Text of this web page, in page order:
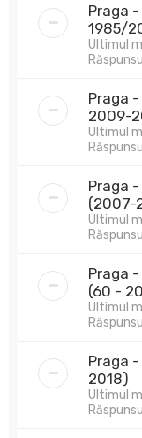
Praga
1985/
Ultimul
Praga -
2009-
Ultimul
Praga
(2007-
Ultimul
Praga
(60 -
Ultimul
Praga
2018)
Ultimul